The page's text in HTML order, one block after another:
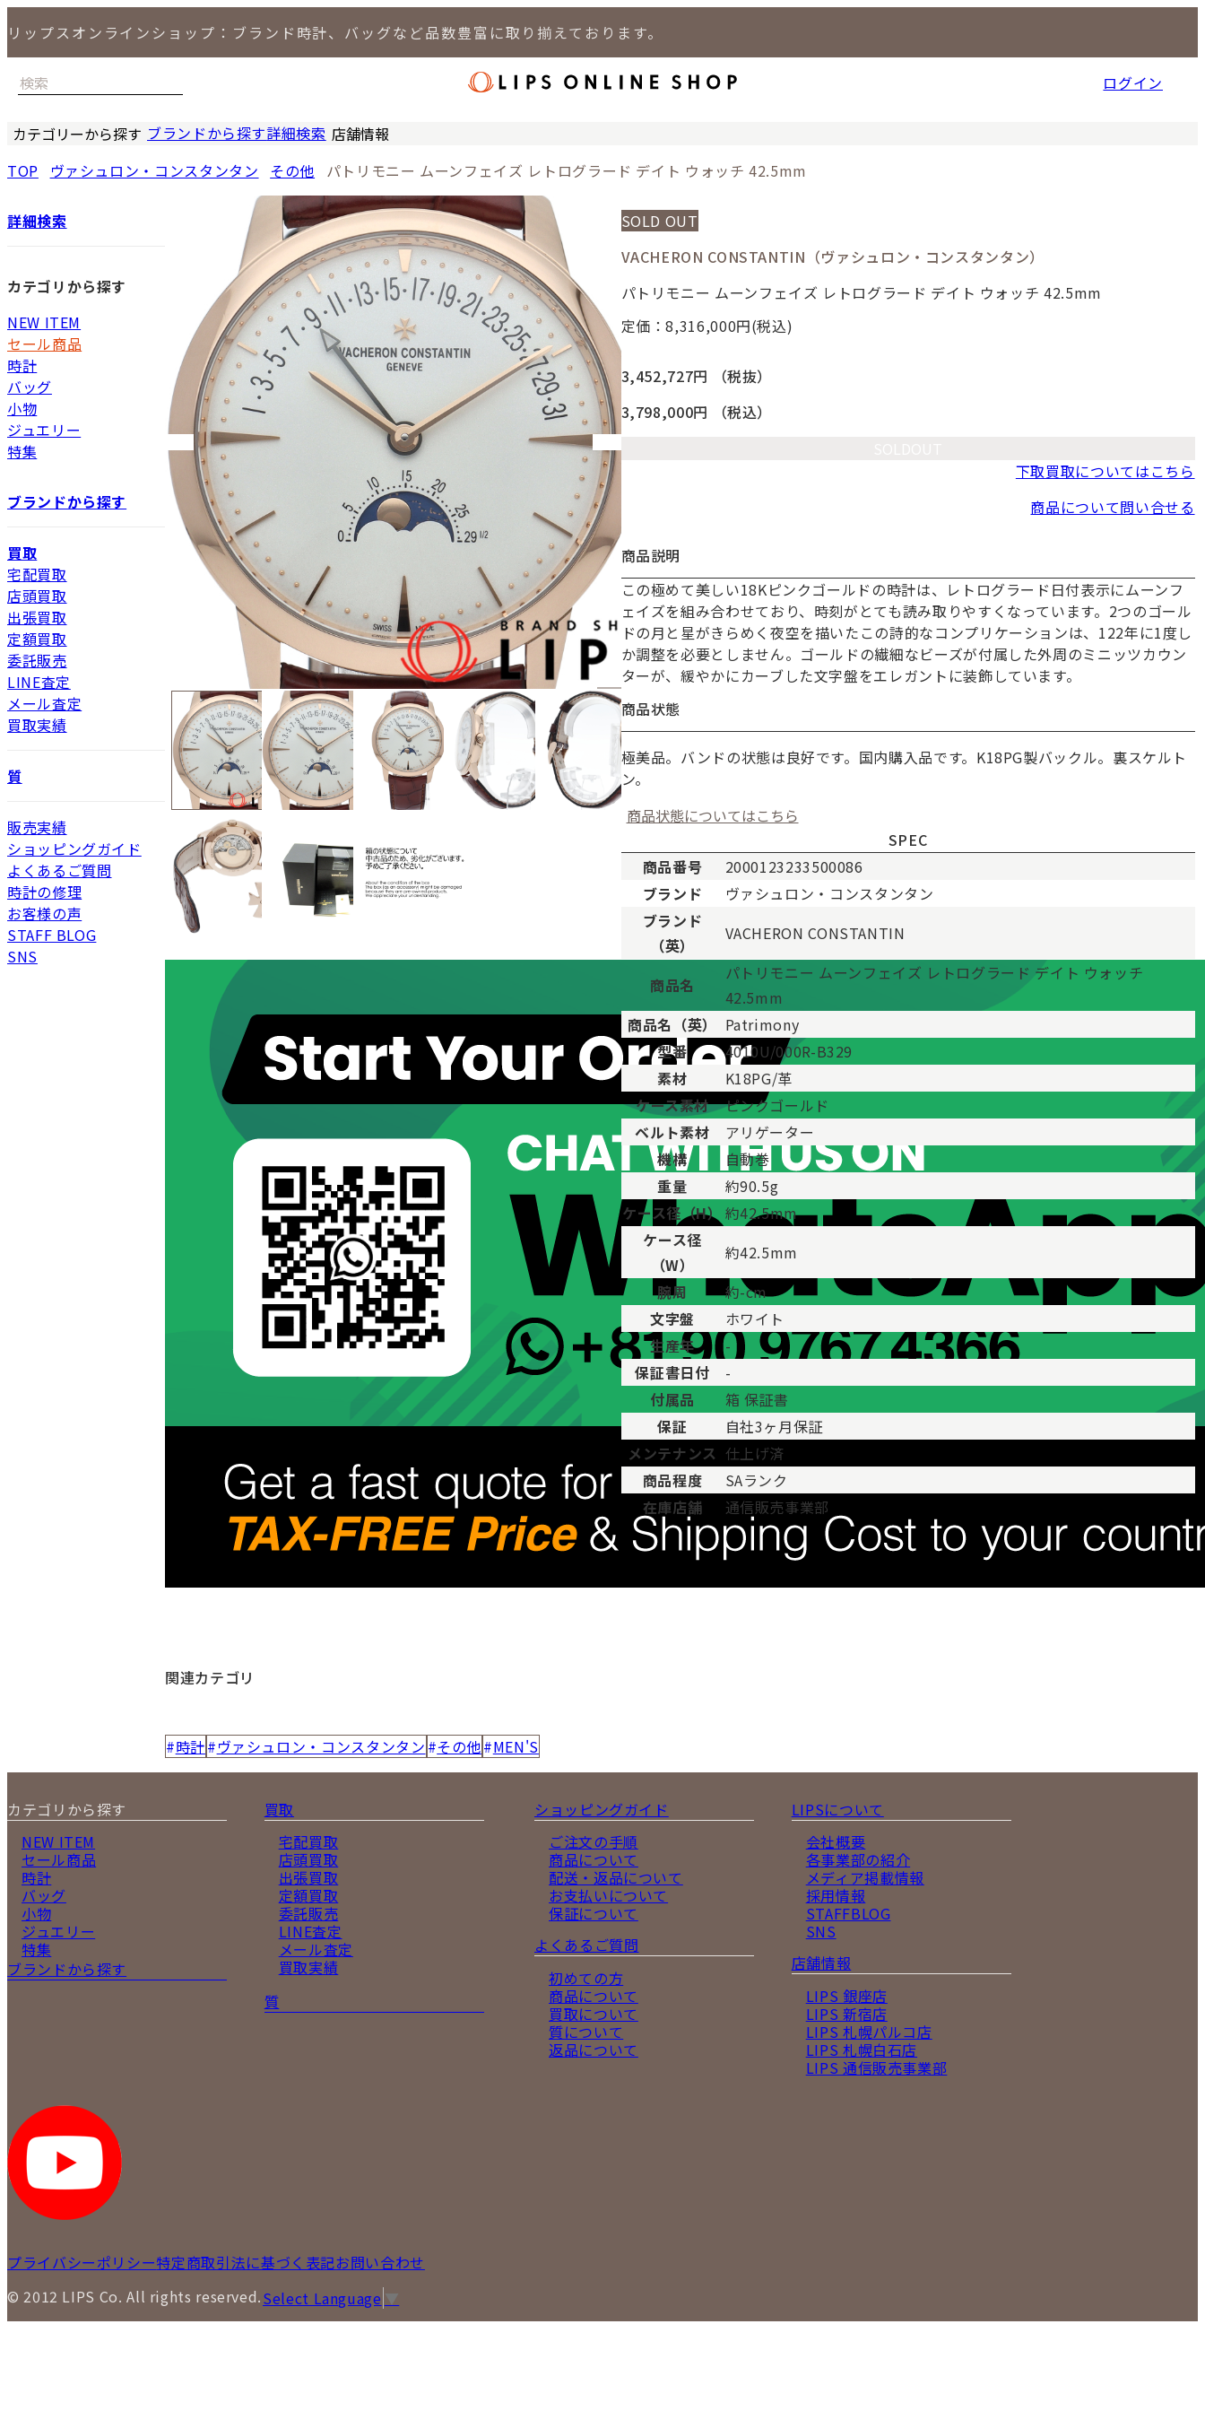
リップスオンラインショップ：ブランド時計、バッグなど品数豊富に取り揃えております。
ログイン
カテゴリーから探す ブランドから探す詳細検索 店舗情報
TOP ヴァシュロン・コンスタンタン その他 パトリモニー ムーンフェイズ レトログラード デイト ウォッチ 42.5mm
詳細検索
カテゴリから探す
NEW ITEM
セール商品
時計
バッグ
小物
ジュエリー
特集
ブランドから探す
買取
宅配買取
店頭買取
出張買取
定額買取
委託販売
LINE査定
メール査定
買取実績
質
販売実績
ショッピングガイド
よくあるご質問
時計の修理
お客様の声
STAFF BLOG
SNS
SOLD OUT
VACHERON CONSTANTIN（ヴァシュロン・コンスタンタン）
パトリモニー ムーンフェイズ レトログラード デイト ウォッチ 42.5mm
定価：8,316,000円(税込)
3,452,727円
（税抜）
3,798,000円
（税込）
下取買取についてはこちら
商品について問い合せる
お買い物を続ける カートへ進む
商品説明
この極めて美しい18Kピンクゴールドの時計は、レトログラード日付表示にムーンフ
ェイズを組み合わせており、時刻がとても読み取りやすくなっています。2つのゴール
ドの月と星がきらめく夜空を描いたこの詩的なコンプリケーションは、122年に1度し
か調整を必要としません。ゴールドの繊細なビーズが付属した外周のミニッツカウン
ターが、緩やかにカーブした文字盤をエレガントに装飾しています。
商品状態
極美品。バンドの状態は良好です。国内購入品です。K18PG製バックル。裏スケルト
ン。
商品状態についてはこちら
新品
新品状態。
未使用
SAランク未使用同様品。数回使用した程度、もしくは新品に近い状態の商品。
Aランク
ABランク
少々使用感はありますが、キズや汚れが少なめで比較的状態の良い商品。
Bランク
一般的な使用感があり、傷・汚れがあるが使用に支障が無い商品。
BCランクとても使用感のある商品。傷や汚れなどがあり、目立つ場合があります。
Cランク
色濃く使用感があり、傷や汚れが多く目立つ場合があります。
SPEC
商品番号
2000123233500086
ブランド
ヴァシュロン・コンスタンタン
ブランド
（英）
VACHERON CONSTANTIN
商品名
パトリモニー ムーンフェイズ レトログラード デイト ウォッチ
42.5mm
商品名（英）
Patrimony
型番
4010U/000R-B329
素材
K18PG/革
ケース素材
ピンクゴールド
ベルト素材
アリゲーター
機構
自動巻
重量
約90.5g
ケース径（H） 約42.5mm
ケース径
（W）
約42.5mm
腕周
約-cm
文字盤
ホワイト
生産年
-
保証書日付
-
付属品
箱 保証書
保証
自社3ヶ月保証
メンテナンス 仕上げ済
商品程度
SAランク
在庫店舗
通信販売事業部
関連カテゴリ
時計 ヴァシュロン・コンスタンタン その他 MEN'S
カテゴリから探す
NEW ITEM
セール商品
時計
バッグ
小物
ジュエリー
特集
ブランドから探す
買取
宅配買取
店頭買取
出張買取
定額買取
委託販売
LINE査定
メール査定
買取実績
質
ショッピングガイド
ご注文の手順
商品について
配送・返品について
お支払いについて
保証について
よくあるご質問
初めての方
商品について
買取について
質について
返品について
LIPSについて
会社概要
各事業部の紹介
メディア掲載情報
採用情報
STAFFBLOG
SNS
店舗情報
LIPS 銀座店
LIPS 新宿店
LIPS 札幌パルコ店
LIPS 札幌白石店
LIPS 通信販売事業部
プライバシーポリシー特定商取引法に基づく表記お問い合わせ
© 2012 LIPS Co. All rights reserved.Select Language ▼